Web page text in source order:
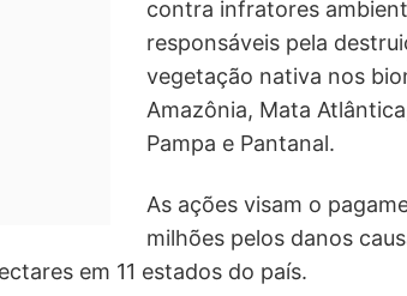
contra infratores
responsáveis pela
vegetação nativa nos
Amazônia, Mata
Pampa e Pantanal.
As ações visam o
milhões pelos danos
em 11 estados do país.